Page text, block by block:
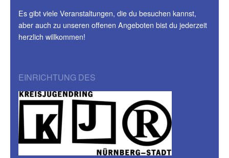
Es gibt viele Veranstaltungen, die du besuchen kannst,
aber auch zu unseren offenen Angeboten bist du jederzeit
herzlich willkommen!
EINRICHTUNG DES